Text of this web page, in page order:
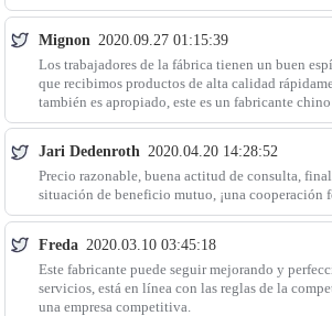
Mignon 2020.09.27 01:15:39
Los trabajadores de la fábrica tienen un buen
que recibimos productos de alta calidad
también es apropiado, este es un fabricante
Jari Dedenroth 2020.04.20 14:28:52
Precio razonable, buena actitud de consulta,
situación de beneficio mutuo, ¡una cooperación
Freda 2020.03.10 03:45:18
Este fabricante puede seguir mejorando y
servicios, está en línea con las reglas de la
una empresa competitiva.